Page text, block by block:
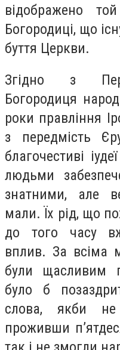
відображено
Богородиці, що
буття Церкви.
Згідно з
Богородиця
роки правління
з передмість
благочестиві
людьми
знатними, але
мали. Їх рід, що
до того часу
вплив. За всіма
були щасливим
було б
слова, якби
проживши